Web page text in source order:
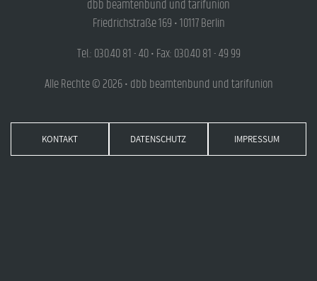
dbb beamtenbund und tarifunion
Friedrichstraße 169 • 10117 Berlin
Tel.: 030.40 81 - 40 • Fax: 030.40 81 - 49 99
Alle Rechte © 2026 • dbb beamtenbund und tarifunion
KONTAKT DATENSCHUTZ IMPRESSUM